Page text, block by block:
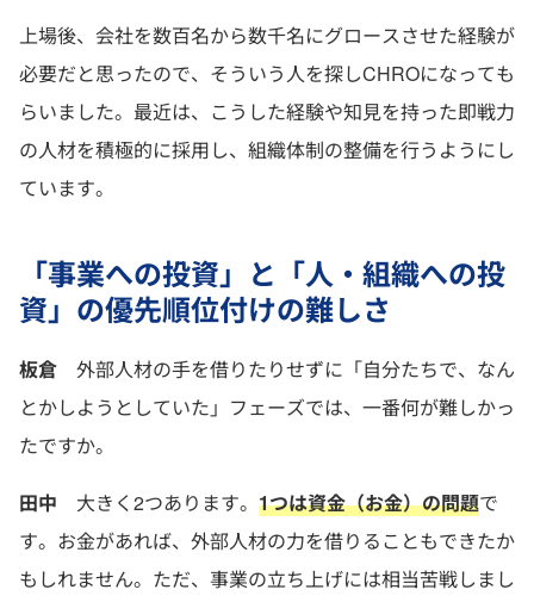
上場後、会社を数百名から数千名にグロースさせた経験が
必要だと思ったので、そういう人を探しCHROになっても
らいました。最近は、こうした経験や知見を持った即戦力
の人材を積極的に採用し、組織体制の整備を行うようにし
ています。
「事業への投資」と「人・組織への投
資」の優先順位付けの難しさ
板倉 外部人材の手を借りたりせずに「自分たちで、なん
とかしようとしていた」フェーズでは、一番何が難しかっ
たですか。
田中 大きく2つあります。 1つは資金（お金）の問題で
す。お金があれば、外部人材の力を借りることもできたか
もしれません。ただ、事業の立ち上げには相当苦戦しまし